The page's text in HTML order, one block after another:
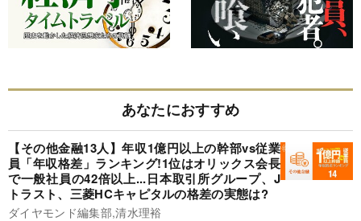
あなたにおすすめ
【その他金融13人】年収1億円以上の幹部vs従業
員「年収格差」ランキング!1位はオリックス会長
で一般社員の42倍以上...日本取引所グループ、J
トラスト、三菱HCキャピタルの格差の実態は?
ダイヤモンド編集部,清水理裕